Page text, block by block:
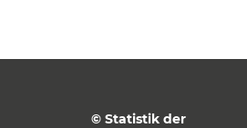
© Statistik der